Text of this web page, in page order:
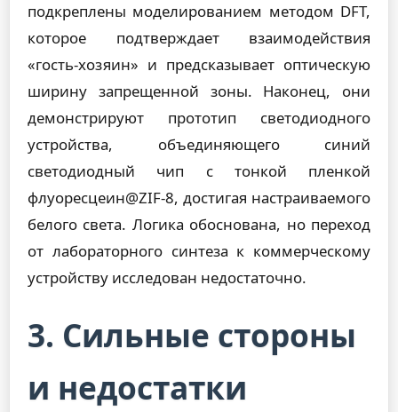
подкреплены моделированием методом DFT,
которое подтверждает взаимодействия
«гость-хозяин» и предсказывает оптическую
ширину запрещенной зоны. Наконец, они
демонстрируют прототип светодиодного
устройства, объединяющего синий
светодиодный чип с тонкой пленкой
флуоресцеин@ZIF-8, достигая настраиваемого
белого света. Логика обоснована, но переход
от лабораторного синтеза к коммерческому
устройству исследован недостаточно.
3. Сильные стороны
и недостатки